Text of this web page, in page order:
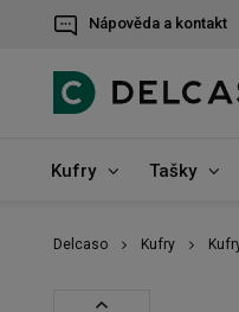
Nápověda a kontakt
Kufry Tašky
Delcaso Kufry